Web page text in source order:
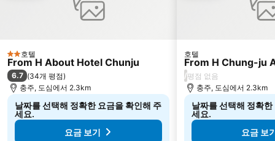
2 성급
호텔
From H About Hotel Chunju
6.7 (34개 평점)
충주, 도심에서 2.3km
날짜를 선택해 정확한 요금을 확인해 주
세요.
요금 보기
호텔
From H Chung-ju
/평점 없음
충주, 도심에서 2.3km
날짜를 선택해 정확
세요.
요금 보